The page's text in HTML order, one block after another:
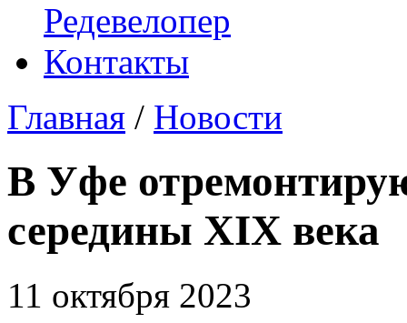
Редевелопер
Контакты
Главная / Новости
В Уфе
середины XIX века
11 октября 2023